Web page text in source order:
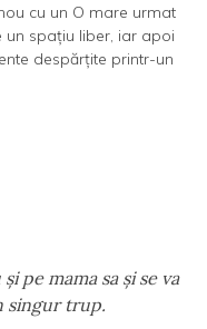
cu un O mare urmat
un spaţiu liber, iar apoi
despărțite printr-un
pe mama sa şi se va
singur trup.